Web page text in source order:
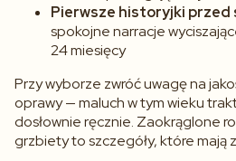
Pierwsze historyjki przed
spokojne narracje
24 miesięcy
Przy wyborze zwróć uwagę na
oprawy — maluch w tym wieku
dosłownie ręcznie. Zaokrąglone
grzbiety to szczegóły, które mają